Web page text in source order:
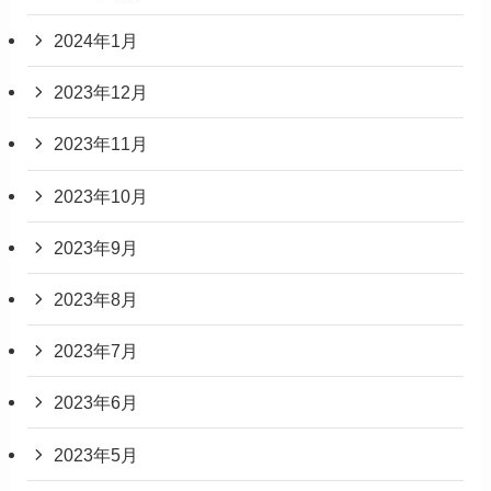
2024年1月
2023年12月
2023年11月
2023年10月
2023年9月
2023年8月
2023年7月
2023年6月
2023年5月